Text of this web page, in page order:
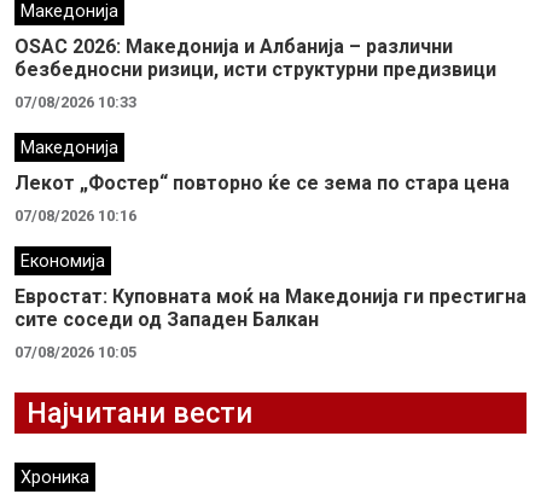
Македонија
OSAC 2026: Македонија и Албанија – различни
безбедносни ризици, исти структурни предизвици
07/08/2026 10:33
Македонија
Лекот „Фостер“ повторно ќе се зема по стара цена
07/08/2026 10:16
Економија
Евростат: Куповната моќ на Македонија ги престигна
сите соседи од Западен Балкан
07/08/2026 10:05
Најчитани вести
Хроника